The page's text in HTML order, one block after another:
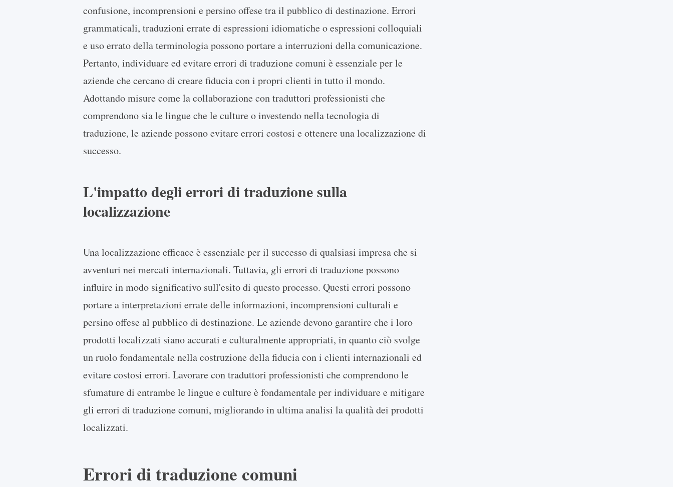
confusione, incomprensioni e persino offese tra il pubblico di destinazione. Errori
grammaticali, traduzioni errate di espressioni idiomatiche o espressioni colloquiali
e uso errato della terminologia possono portare a interruzioni della comunicazione.
Pertanto, individuare ed evitare errori di traduzione comuni è essenziale per le
aziende che cercano di creare fiducia con i propri clienti in tutto il mondo.
Adottando misure come la collaborazione con traduttori professionisti che
comprendono sia le lingue che le culture o investendo nella tecnologia di
traduzione, le aziende possono evitare errori costosi e ottenere una localizzazione di
successo.
L'impatto degli errori di traduzione sulla
localizzazione
Una localizzazione efficace è essenziale per il successo di qualsiasi impresa che si
avventuri nei mercati internazionali. Tuttavia, gli errori di traduzione possono
influire in modo significativo sull'esito di questo processo. Questi errori possono
portare a interpretazioni errate delle informazioni, incomprensioni culturali e
persino offese al pubblico di destinazione. Le aziende devono garantire che i loro
prodotti localizzati siano accurati e culturalmente appropriati, in quanto ciò svolge
un ruolo fondamentale nella costruzione della fiducia con i clienti internazionali ed
evitare costosi errori. Lavorare con traduttori professionisti che comprendono le
sfumature di entrambe le lingue e culture è fondamentale per individuare e mitigare
gli errori di traduzione comuni, migliorando in ultima analisi la qualità dei prodotti
localizzati.
Errori di traduzione comuni